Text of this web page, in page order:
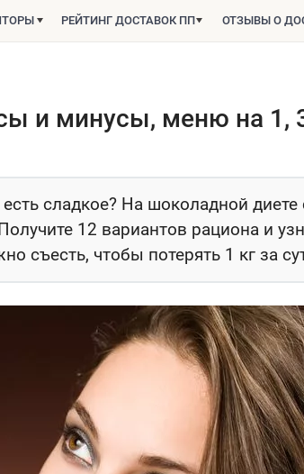
РЕЙТИНГ ДОСТАВОК ПП ОТЗЫВЫ О
и минусы, меню на 1,
сладкое? На шоколадной диете
12 вариантов рациона и
съесть, чтобы потерять 1 кг за